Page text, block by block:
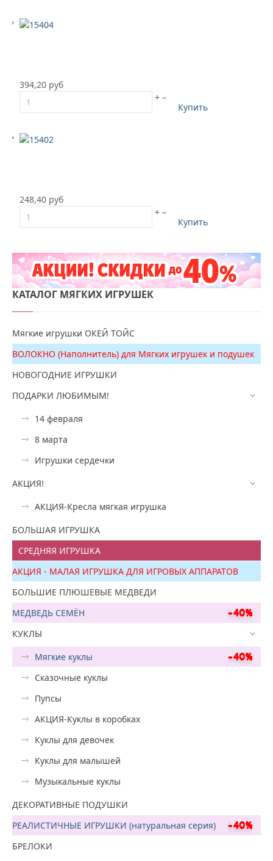
394,20 руб
+ –
Купить
248,40 руб
+ –
Купить
КАТАЛОГ МЯГКИХ ИГРУШЕК
Мягкие игрушки ОКЕЙ ТОЙС
ВОЛОКНО (Наполнитель) для Мягких игрушек и подушек
НОВОГОДНИЕ ИГРУШКИ
ПОДАРКИ ЛЮБИМЫМ!
14 февраля
8 марта
Игрушки сердечки
АКЦИЯ!
АКЦИЯ-Кресла мягкая игрушка
БОЛЬШАЯ ИГРУШКА
СРЕДНЯЯ ИГРУШКА
АКЦИЯ - МАЛАЯ ИГРУШКА ДЛЯ ИГРОВЫХ АППАРАТОВ
БОЛЬШИЕ ПЛЮШЕВЫЕ МЕДВЕДИ
МЕДВЕДЬ СЕМЁН
КУКЛЫ
Мягкие куклы
Сказочные куклы
Пупсы
АКЦИЯ-Куклы в коробках
Куклы для девочек
Куклы для малышей
Музыкальные куклы
ДЕКОРАТИВНЫЕ ПОДУШКИ
РЕАЛИСТИЧНЫЕ ИГРУШКИ (натуральная серия)
БРЕЛОКИ